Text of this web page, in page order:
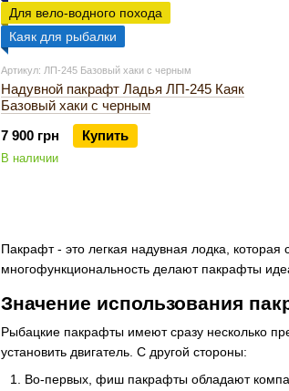
Пакрафт - это легкая надувная лодка,
многофункциональность делают пакрафты
Значение использования
Рыбацкие пакрафты имеют сразу несколько
установить двигатель. С другой стороны:
Во-первых, фиш пакрафты обладают
Для вело-водного похода
Каяк для рыбалки
Артикул: ЛП-245 Базовый хаки с черным
Надувной пакрафт Ладья ЛП-245 Каяк
Базовый хаки с черным
7 900 грн
Купить
В наличии